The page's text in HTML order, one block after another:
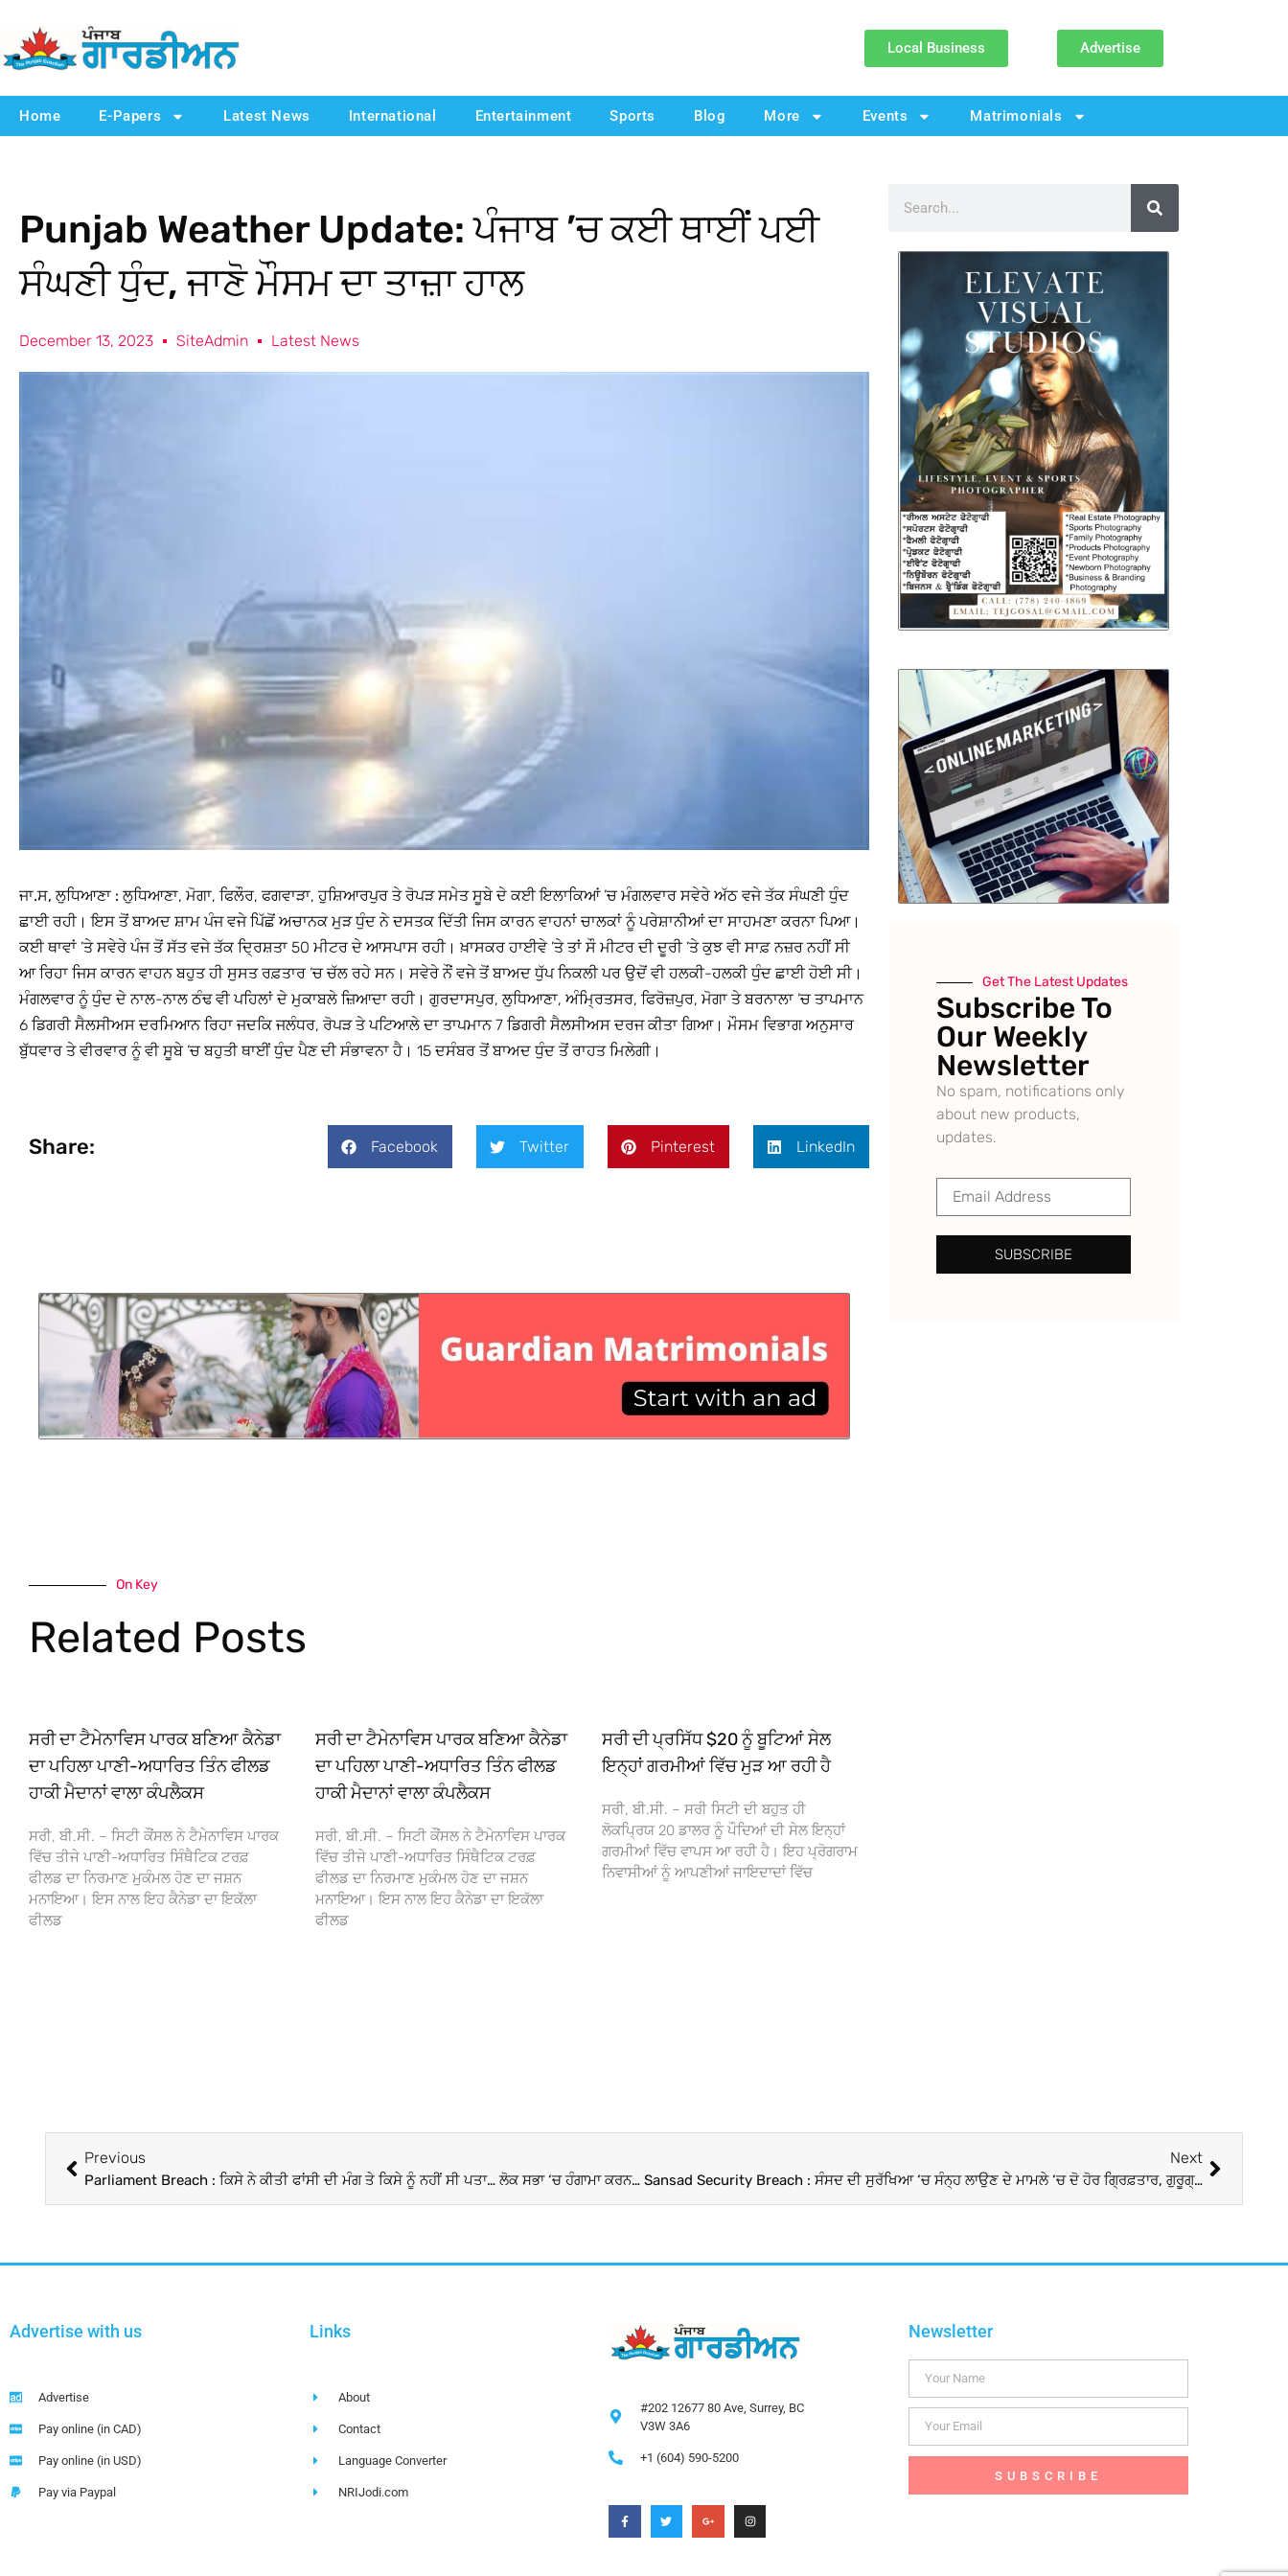
Local Business Advertise
Home E-Papers Latest News International Entertainment Sports Blog More Events Matrimonials
Punjab Weather Update: ਪੰਜਾਬ ’ਚ ਕਈ ਥਾਈਂ ਪਈ
ਸੰਘਣੀ ਧੁੰਦ, ਜਾਣੋ ਮੌਸਮ ਦਾ ਤਾਜ਼ਾ ਹਾਲ
December 13, 2023 SiteAdmin Latest News
ਜਾ.ਸ, ਲੁਧਿਆਣਾ :ਲੁਧਿਆਣਾ, ਮੋਗਾ, ਫਿਲੌਰ, ਫਗਵਾੜਾ, ਹੁਸ਼ਿਆਰਪੁਰ ਤੇ ਰੋਪੜ ਸਮੇਤ ਸੂਬੇ ਦੇ ਕਈ ਇਲਾਕਿਆਂ ’ਚ ਮੰਗਲਵਾਰ ਸਵੇਰੇ ਅੱਠ ਵਜੇ ਤੱਕ ਸੰਘਣੀ ਧੁੰਦ
ਛਾਈ ਰਹੀ। ਇਸ ਤੋਂ ਬਾਅਦ ਸ਼ਾਮ ਪੰਜ ਵਜੇ ਪਿੱਛੋਂ ਅਚਾਨਕ ਮੁੜ ਧੁੰਦ ਨੇ ਦਸਤਕ ਦਿੱਤੀ ਜਿਸ ਕਾਰਨ ਵਾਹਨਾਂ ਚਾਲਕਾਂ ਨੂੰ ਪਰੇਸ਼ਾਨੀਆਂ ਦਾ ਸਾਹਮਣਾ ਕਰਨਾ ਪਿਆ।
ਕਈ ਥਾਵਾਂ ’ਤੇ ਸਵੇਰੇ ਪੰਜ ਤੋਂ ਸੱਤ ਵਜੇ ਤੱਕ ਦ੍ਰਿਸ਼ਤਾ 50 ਮੀਟਰ ਦੇ ਆਸਪਾਸ ਰਹੀ। ਖ਼ਾਸਕਰ ਹਾਈਵੇ ’ਤੇ ਤਾਂ ਸੌ ਮੀਟਰ ਦੀ ਦੂਰੀ ’ਤੇ ਕੁਝ ਵੀ ਸਾਫ਼ ਨਜ਼ਰ ਨਹੀਂ ਸੀ
ਆ ਰਿਹਾ ਜਿਸ ਕਾਰਨ ਵਾਹਨ ਬਹੁਤ ਹੀ ਸੁਸਤ ਰਫ਼ਤਾਰ ’ਚ ਚੱਲ ਰਹੇ ਸਨ। ਸਵੇਰੇ ਨੌਂ ਵਜੇ ਤੋਂ ਬਾਅਦ ਧੁੱਪ ਨਿਕਲੀ ਪਰ ਉਦੋਂ ਵੀ ਹਲਕੀ-ਹਲਕੀ ਧੁੰਦ ਛਾਈ ਹੋਈ ਸੀ।
ਮੰਗਲਵਾਰ ਨੂੰ ਧੁੰਦ ਦੇ ਨਾਲ-ਨਾਲ ਠੰਢ ਵੀ ਪਹਿਲਾਂ ਦੇ ਮੁਕਾਬਲੇ ਜ਼ਿਆਦਾ ਰਹੀ। ਗੁਰਦਾਸਪੁਰ, ਲੁਧਿਆਣਾ, ਅੰਮ੍ਰਿਤਸਰ, ਫਿਰੋਜ਼ਪੁਰ, ਮੋਗਾ ਤੇ ਬਰਨਾਲਾ ’ਚ ਤਾਪਮਾਨ
6 ਡਿਗਰੀ ਸੈਲਸੀਅਸ ਦਰਮਿਆਨ ਰਿਹਾ ਜਦਕਿ ਜਲੰਧਰ, ਰੋਪੜ ਤੇ ਪਟਿਆਲੇ ਦਾ ਤਾਪਮਾਨ 7 ਡਿਗਰੀ ਸੈਲਸੀਅਸ ਦਰਜ ਕੀਤਾ ਗਿਆ। ਮੌਸਮ ਵਿਭਾਗ ਅਨੁਸਾਰ
ਬੁੱਧਵਾਰ ਤੇ ਵੀਰਵਾਰ ਨੂੰ ਵੀ ਸੂਬੇ ’ਚ ਬਹੁਤੀ ਥਾਈਂ ਧੁੰਦ ਪੈਣ ਦੀ ਸੰਭਾਵਨਾ ਹੈ। 15 ਦਸੰਬਰ ਤੋਂ ਬਾਅਦ ਧੁੰਦ ਤੋਂ ਰਾਹਤ ਮਿਲੇਗੀ।
Share: Facebook Twitter Pinterest LinkedIn
On Key
Related Posts
ਸਰੀ ਦਾ ਟੈਮੇਨਾਵਿਸ ਪਾਰਕ ਬਣਿਆ ਕੈਨੇਡਾ
ਦਾ ਪਹਿਲਾ ਪਾਣੀ-ਅਧਾਰਿਤ ਤਿੰਨ ਫੀਲਡ
ਹਾਕੀ ਮੈਦਾਨਾਂ ਵਾਲਾ ਕੰਪਲੈਕਸ
ਸਰੀ, ਬੀ.ਸੀ. – ਸਿਟੀ ਕੌਂਸਲ ਨੇ ਟੈਮੇਨਾਵਿਸ ਪਾਰਕ
ਵਿੱਚ ਤੀਜੇ ਪਾਣੀ-ਅਧਾਰਿਤ ਸਿੰਥੈਟਿਕ ਟਰਫ਼
ਫੀਲਡ ਦਾ ਨਿਰਮਾਣ ਮੁਕੰਮਲ ਹੋਣ ਦਾ ਜਸ਼ਨ
ਮਨਾਇਆ। ਇਸ ਨਾਲ ਇਹ ਕੈਨੇਡਾ ਦਾ ਇਕੱਲਾ
ਫੀਲਡ
ਸਰੀ ਦਾ ਟੈਮੇਨਾਵਿਸ ਪਾਰਕ ਬਣਿਆ ਕੈਨੇਡਾ
ਦਾ ਪਹਿਲਾ ਪਾਣੀ-ਅਧਾਰਿਤ ਤਿੰਨ ਫੀਲਡ
ਹਾਕੀ ਮੈਦਾਨਾਂ ਵਾਲਾ ਕੰਪਲੈਕਸ
ਸਰੀ, ਬੀ.ਸੀ. – ਸਿਟੀ ਕੌਂਸਲ ਨੇ ਟੈਮੇਨਾਵਿਸ ਪਾਰਕ
ਵਿੱਚ ਤੀਜੇ ਪਾਣੀ-ਅਧਾਰਿਤ ਸਿੰਥੈਟਿਕ ਟਰਫ਼
ਫੀਲਡ ਦਾ ਨਿਰਮਾਣ ਮੁਕੰਮਲ ਹੋਣ ਦਾ ਜਸ਼ਨ
ਮਨਾਇਆ। ਇਸ ਨਾਲ ਇਹ ਕੈਨੇਡਾ ਦਾ ਇਕੱਲਾ
ਫੀਲਡ
ਸਰੀ ਦੀ ਪ੍ਰਸਿੱਧ $20 ਨੂੰ ਬੂਟਿਆਂ ਸੇਲ
ਇਨ੍ਹਾਂ ਗਰਮੀਆਂ ਵਿੱਚ ਮੁੜ ਆ ਰਹੀ ਹੈ
ਸਰੀ, ਬੀ.ਸੀ. – ਸਰੀ ਸਿਟੀ ਦੀ ਬਹੁਤ ਹੀ
ਲੋਕਪ੍ਰਿਯ 20 ਡਾਲਰ ਨੂੰ ਪੌਦਿਆਂ ਦੀ ਸੇਲ ਇਨ੍ਹਾਂ
ਗਰਮੀਆਂ ਵਿੱਚ ਵਾਪਸ ਆ ਰਹੀ ਹੈ। ਇਹ ਪ੍ਰੋਗਰਾਮ
ਨਿਵਾਸੀਆਂ ਨੂੰ ਆਪਣੀਆਂ ਜਾਇਦਾਦਾਂ ਵਿੱਚ
Get The Latest Updates
Subscribe To
Our Weekly
Newsletter
No spam, notifications only
about new products,
updates.
SUBSCRIBE
Previous
Parliament Breach : ਕਿਸੇ ਨੇ ਕੀਤੀ ਫਾਂਸੀ ਦੀ ਮੰਗ ਤੇ ਕਿਸੇ ਨੂੰ ਨਹੀਂ ਸੀ ਪਤਾ… ਲੋਕ ਸਭਾ ‘ਚ ਹੰਗਾਮਾ ਕਰਨ ਵਾਲੇ ਚਾਰੇ ਨੌਜਵਾਨਾਂ ਦੇ ਪਰਿਵਾਰਕ ਮੈਂਬਰ ਆਏ ਸਾਹਮਣੇ
Next
Sansad Security Breach : ਸੰਸਦ ਦੀ ਸੁਰੱਖਿਆ ‘ਚ ਸੰਨ੍ਹ ਲਾਉਣ ਦੇ ਮਾਮਲੇ ‘ਚ ਦੋ ਹੋਰ ਗ੍ਰਿਫ਼ਤਾਰ, ਗੁਰੂਗ੍ਰਾਮ ਤੋਂ ਵਿੱਕੀ ਅਤੇ ਉਸ ਦੀ ਪਤਨੀ ਗ੍ਰਿਫ਼ਤਾਰ; ਸੱਤਵੇਂ ਦੀ ਭਾਲ ਜਾਰੀ
Advertise with us
Advertise
Pay online (in CAD)
Pay online (in USD)
Pay via Paypal
Links
About
Contact
Language Converter
NRIJodi.com
#202 12677 80 Ave, Surrey, BC
V3W 3A6
+1 (604) 590-5200
Newsletter
SUBSCRIBE